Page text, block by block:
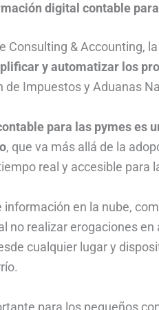
digital contable
Consulting & Accounting,
y automatizar los
de Impuestos y Aduanas
para las pymes es
, que va más allá de la
real y accesible para
información en la nube,
no realizar erogaciones
cualquier lugar y
para los pequeños